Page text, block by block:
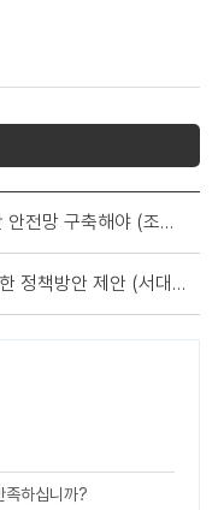
도시 공공시설을 활용한 재난 안전망 구축해야 (조성윤)
도시형소공인 환경개선을 위한 정책방안 제안 (서대현)
족하십니까?